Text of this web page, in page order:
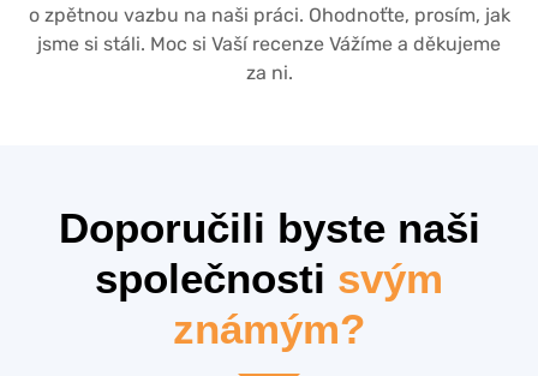
o zpětnou vazbu na naši práci. Ohodnoťte, prosím, jak
jsme si stáli. Moc si Vaší recenze Vážíme a děkujeme
za ni.
Doporučili byste naši
společnosti svým
známým?